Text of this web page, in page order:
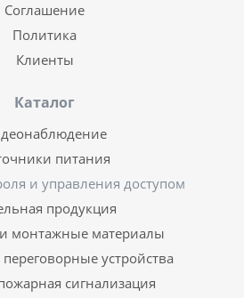
Соглашение
Политика
Клиенты
Каталог
питания
и управления доступом
продукция
монтажные материалы
устройства
сигнализация